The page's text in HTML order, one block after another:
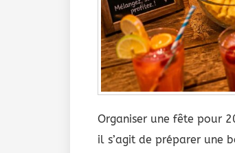
Organiser une fête pour
il s’agit de préparer une